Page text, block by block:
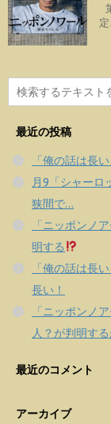
最近の投稿
「俺の話は長
月9「シャーロ
狭間で…
「ニッポンノ
明する
「俺の話は長
長い！
「ニッポンノ
人？が判明す
最近のコメント
アーカイブ